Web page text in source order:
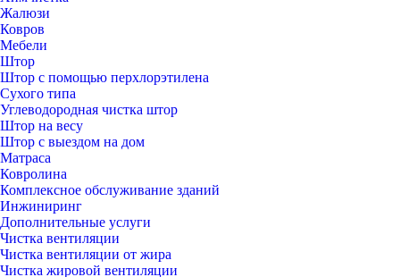
Жалюзи
Ковров
Мебели
Штор
Штор с помощью перхлорэтилена
Сухого типа
Углеводородная чистка штор
Штор на весу
Штор с выездом на дом
Матраса
Ковролина
Комплексное обслуживание зданий
Инжиниринг
Дополнительные услуги
Чистка вентиляции
Чистка вентиляции от жира
Чистка жировой вентиляции